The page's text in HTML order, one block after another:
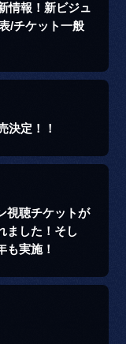
情報！新ビジュ
/チケット一般
決定！！
視聴チケットが
ました！そし
も実施！